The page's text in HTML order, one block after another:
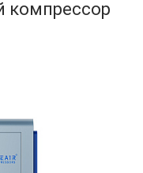
компрессор